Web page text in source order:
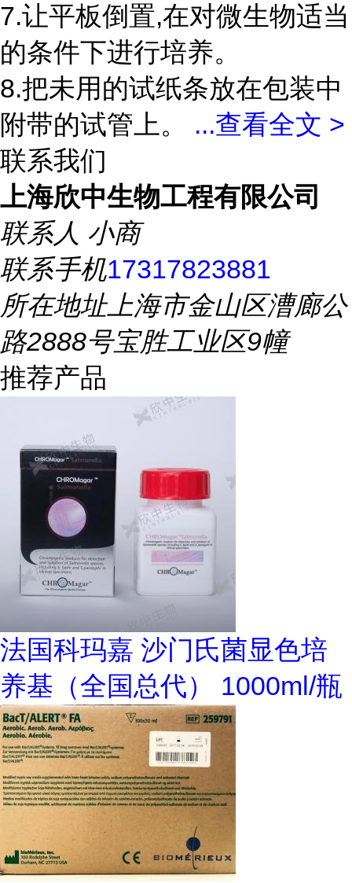
7.让平板倒置,在对微生物适当
的条件下进行培养。
8.把未用的试纸条放在包装中
附带的试管上。 ...查看全文 >
联系我们
上海欣中生物工程有限公司
联系人 小商
联系手机17317823881
所在地址上海市金山区漕廊公
路2888号宝胜工业区9幢
推荐产品
法国科玛嘉 沙门氏菌显色培
养基（全国总代） 1000ml/瓶